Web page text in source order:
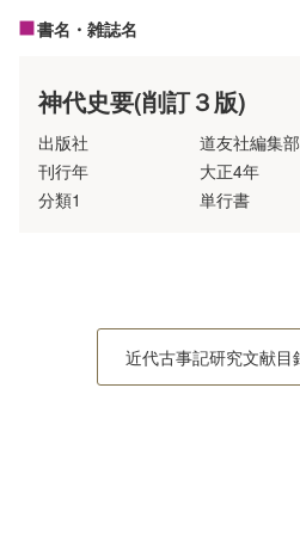
書名・雑誌名
神代史要(削訂３版)
出版社
道友社編集部
刊行年
大正4年
分類1
単行書
近代古事記研究文献目